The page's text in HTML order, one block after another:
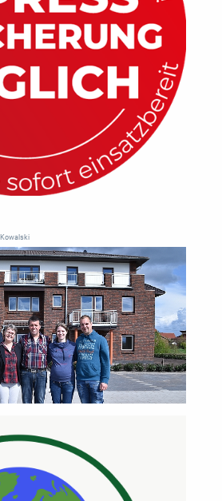
| Kowalski